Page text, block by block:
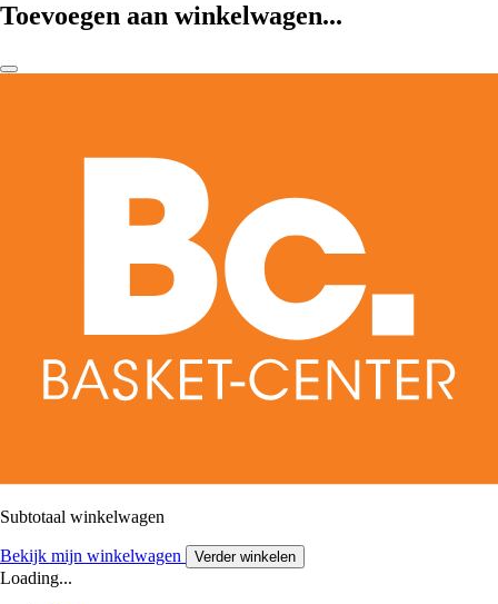
Toevoegen aan winkelwagen...
Subtotaal winkelwagen
Bekijk mijn winkelwagen Verder winkelen
Loading...